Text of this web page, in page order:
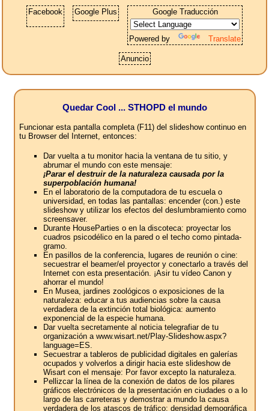
Facebook Google Plus Google Traducción
Powered by Translate
Anuncio
Quedar Cool ... STHOPD el mundo
Funcionar esta pantalla completa (F11) del slideshow continuo en
tu Browser del Internet, entonces:
Dar vuelta a tu monitor hacia la ventana de tu sitio, y
abrumar el mundo con este mensaje:
¡Parar el destruir de la naturaleza causada por la
superpoblación humana!
En el laboratorio de la computadora de tu escuela o
universidad, en todas las pantallas: encender (con.) este
slideshow y utilizar los efectos del deslumbramiento como
screensaver.
Durante HouseParties o en la discoteca: proyectar los
cuadros psicodélico en la pared o el techo como pintada-
gramo.
En pasillos de la conferencia, lugares de reunión o cine:
secuestrar el beamer/el proyector y conectarlo a través del
Internet con esta presentación. ¡Asir tu vídeo Canon y
ahorrar el mundo!
En Musea, jardines zoológicos o exposiciones de la
naturaleza: educar a tus audiencias sobre la causa
verdadera de la extinción total biológica: aumento
exponencial de la especie humana.
Dar vuelta secretamente al noticia telegrafiar de tu
organización a www.wisart.net/Play-Slideshow.aspx?
language=ES.
Secuestrar a tableros de publicidad digitales en galerías
ocupados y volverlos a dirigir hacia este slideshow de
Wisart con el mensaje: Por favor excepto la naturaleza.
Pellizcar la línea de la conexión de datos de los pilares
gráficos electrónicos de la presentación en ciudades o a lo
largo de las carreteras y demostrar a mundo la causa
verdadera de los atascos de tráfico: densidad demográfica